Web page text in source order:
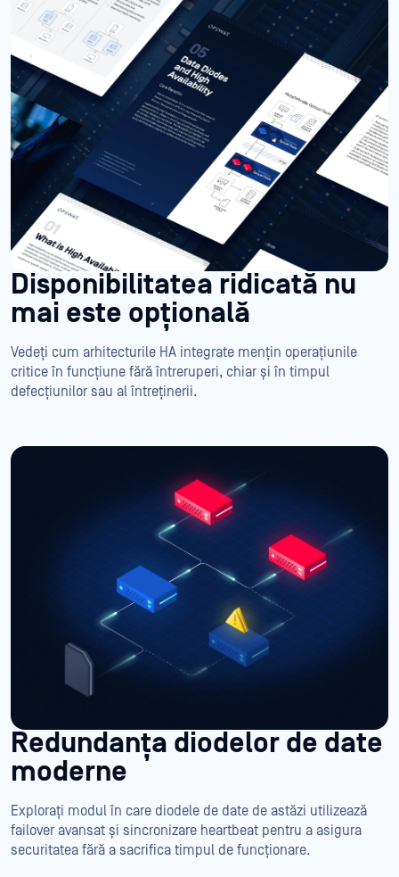
Disponibilitatea ridicată nu
mai este opțională
Vedeți cum arhitecturile HA integrate mențin operațiunile
critice în funcțiune fără întreruperi, chiar și în timpul
defecțiunilor sau al întreținerii.
Redundanța diodelor de date
moderne
Explorați modul în care diodele de date de astăzi utilizează
failover avansat și sincronizare heartbeat pentru a asigura
securitatea fără a sacrifica timpul de funcționare.